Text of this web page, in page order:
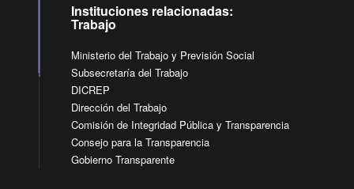
Instituciones relacionadas:
Trabajo
Ministerio del Trabajo y Previsión Social
Subsecretaría del Trabajo
DICREP
Dirección del Trabajo
Comisión de Integridad Pública y Transparencia
Consejo para la Transparencia
Gobierno Transparente